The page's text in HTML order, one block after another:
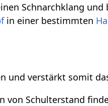
Schnarchklang
in einer bestimmten
und verstärkt somit
von Schulterstand